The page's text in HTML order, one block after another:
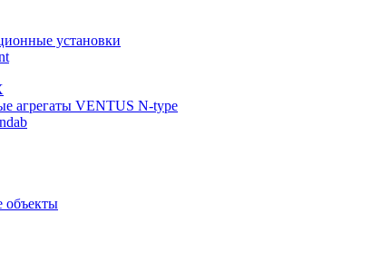
установки
агрегаты VENTUS N-type
объекты